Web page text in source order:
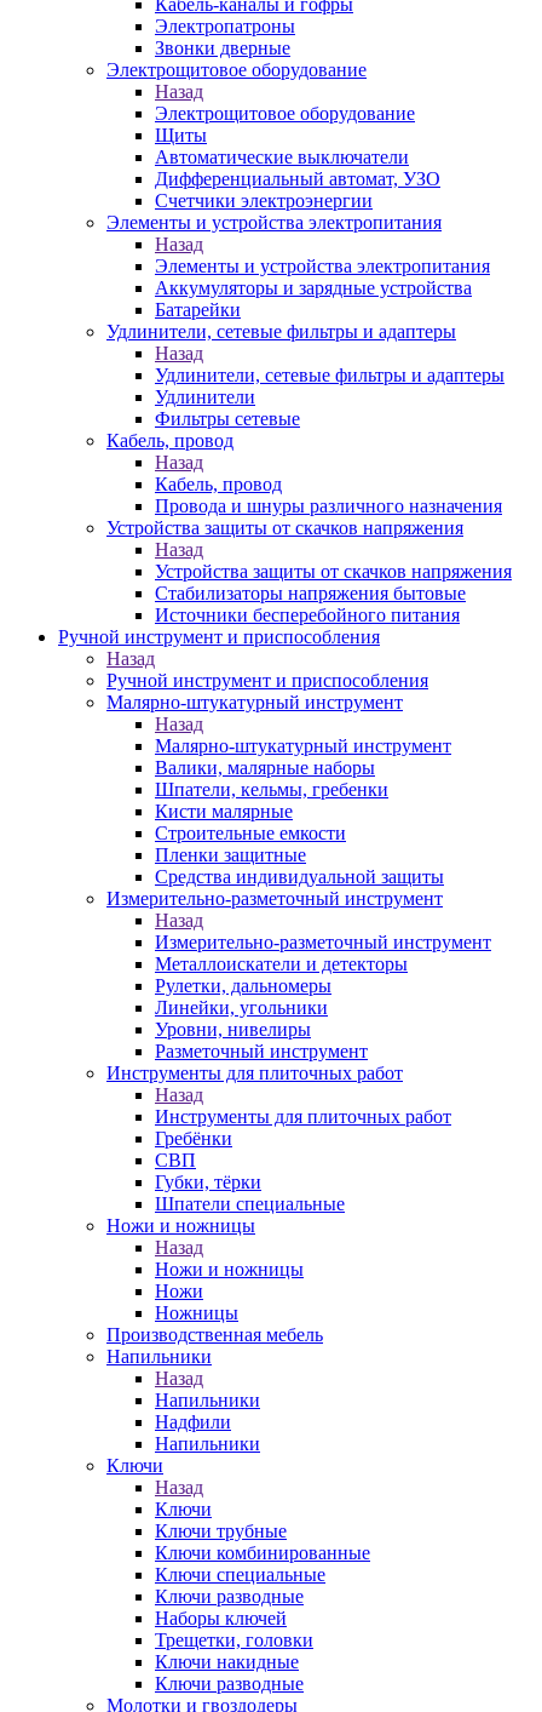
Кабель-каналы и гофры
Электропатроны
Звонки дверные
Электрощитовое оборудование
Назад
Электрощитовое оборудование
Щиты
Автоматические выключатели
Дифференциальный автомат, УЗО
Счетчики электроэнергии
Элементы и устройства электропитания
Назад
Элементы и устройства электропитания
Аккумуляторы и зарядные устройства
Батарейки
Удлинители, сетевые фильтры и адаптеры
Назад
Удлинители, сетевые фильтры и адаптеры
Удлинители
Фильтры сетевые
Кабель, провод
Назад
Кабель, провод
Провода и шнуры различного назначения
Устройства защиты от скачков напряжения
Назад
Устройства защиты от скачков напряжения
Стабилизаторы напряжения бытовые
Источники бесперебойного питания
Ручной инструмент и приспособления
Назад
Ручной инструмент и приспособления
Малярно-штукатурный инструмент
Назад
Малярно-штукатурный инструмент
Валики, малярные наборы
Шпатели, кельмы, гребенки
Кисти малярные
Строительные емкости
Пленки защитные
Средства индивидуальной защиты
Измерительно-разметочный инструмент
Назад
Измерительно-разметочный инструмент
Металлоискатели и детекторы
Рулетки, дальномеры
Линейки, угольники
Уровни, нивелиры
Разметочный инструмент
Инструменты для плиточных работ
Назад
Инструменты для плиточных работ
Гребёнки
СВП
Губки, тёрки
Шпатели специальные
Ножи и ножницы
Назад
Ножи и ножницы
Ножи
Ножницы
Производственная мебель
Напильники
Назад
Напильники
Надфили
Напильники
Ключи
Назад
Ключи
Ключи трубные
Ключи комбинированные
Ключи специальные
Ключи разводные
Наборы ключей
Трещетки, головки
Ключи накидные
Ключи разводные
Молотки и гвоздодеры